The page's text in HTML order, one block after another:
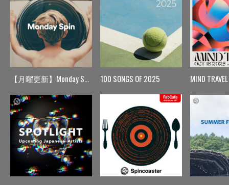
【月曜更新】Monday Spin 100 SONGS OF 2025 MIND TRAVEL